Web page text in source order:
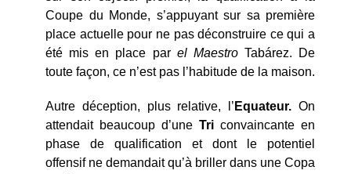
Coupe du Monde, s’appuyant sur sa première
place actuelle pour ne pas déconstruire ce qui a
été mis en place par el Maestro Tabárez. De
toute façon, ce n’est pas l’habitude de la maison.
Autre déception, plus relative, l’ Equateur.On
attendait beaucoup d’une Tri convaincante en
phase de qualification et dont le potentiel
offensif ne demandait qu’à briller dans une Copa